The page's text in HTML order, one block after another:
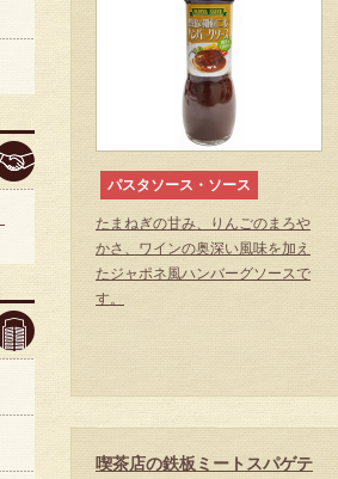
パスタソース・ソース
たまねぎの甘み、りんごのまろや
かさ、ワインの奥深い風味を加え
たジャポネ風ハンバーグソースで
す。
喫茶店の鉄板ミートスパゲテ